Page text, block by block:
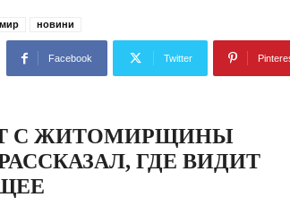
новини
Facebook Twitter
С ЖИТОМИРЩИНЫ
ГДЕ ВИДИТ